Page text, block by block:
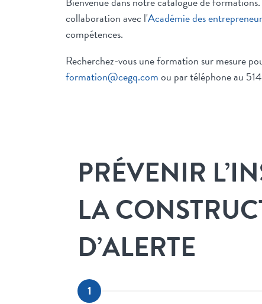
collaboration avec l'Académie des
compétences.
Recherchez-vous une formation sur mesure
formation@cegq.comou par téléphone au
PRÉVENIR
LA
D’ALERTE